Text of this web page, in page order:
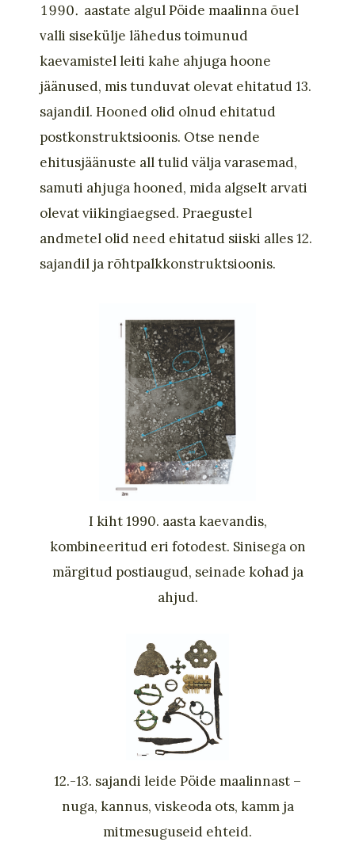
aastate algul Pöide maalinna õuel
valli sisekülje lähedus toimunud
kaevamistel leiti kahe ahjuga hoone
jäänused, mis tunduvat olevat ehitatud 13.
sajandil. Hooned olid olnud ehitatud
postkonstruktsioonis. Otse nende
ehitusjäänuste all tulid välja varasemad,
samuti ahjuga hooned, mida algselt arvati
olevat viikingiaegsed. Praegustel
andmetel olid need ehitatud siiski alles 12.
sajandil ja rõhtpalkkonstruktsioonis.
I kiht 1990. aasta kaevandis,
kombineeritud eri fotodest. Sinisega on
märgitud postiaugud, seinade kohad ja
ahjud.
12.-13. sajandi leide Pöide maalinnast –
nuga, kannus, viskeoda ots, kamm ja
mitmesuguseid ehteid.